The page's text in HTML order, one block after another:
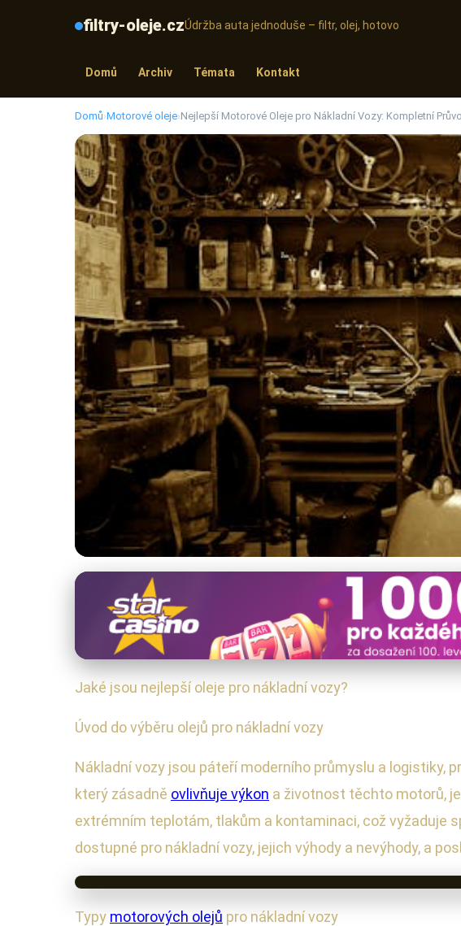
filtry-oleje.czÚdržba auta jednoduše – filtr, olej, hotovo
Domů Archiv Témata Kontakt
Domů›Motorové oleje›Nejlepší Motorové Oleje pro Nákladní Vozy: Kompletní
Motorové oleje
Nejlepší Motorové Oleje
Jaké jsou nejlepší oleje pro nákladní vozy?
Úvod do výběru olejů pro nákladní vozy
Nákladní vozy jsou páteří moderního průmyslu a
který zásadně ovlivňuje výkon a životnost těchto motorů,
extrémním teplotám, tlakům a kontaminaci, což vyžaduje
dostupné pro nákladní vozy, jejich výhody a nevýhody, a
Typy motorových olejů pro nákladní vozy